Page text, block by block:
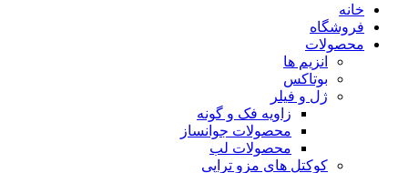
خانه
فروشگاه
محصولات
انزیم ها
بوتاکس
ژل و فیلر
زاویه فک و گونه
محصولات جوانساز
محصولات لب
کوکتل های مزو تراپی